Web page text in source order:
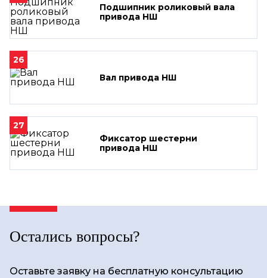
Подшипник роликовый вала
привода НШ
26
Вал привода НШ
27
Фиксатор шестерни
привода НШ
Остались вопросы?
Оставьте заявку на бесплатную консультацию